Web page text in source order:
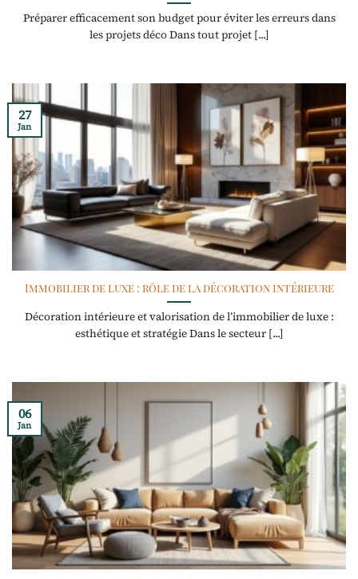
Préparer efficacement son budget pour éviter les erreurs dans
les projets déco Dans tout projet [...]
Immobilier de luxe : rôle de la décoration intérieure
Décoration intérieure et valorisation de l’immobilier de luxe :
esthétique et stratégie Dans le secteur [...]
27
Jan
06
Jan